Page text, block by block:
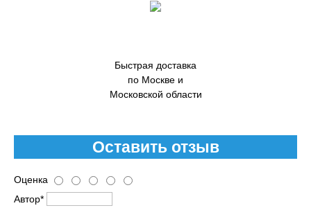
Быстрая доставка
по Москве и
Московской области
Оставить отзыв
Оценка
Автор*